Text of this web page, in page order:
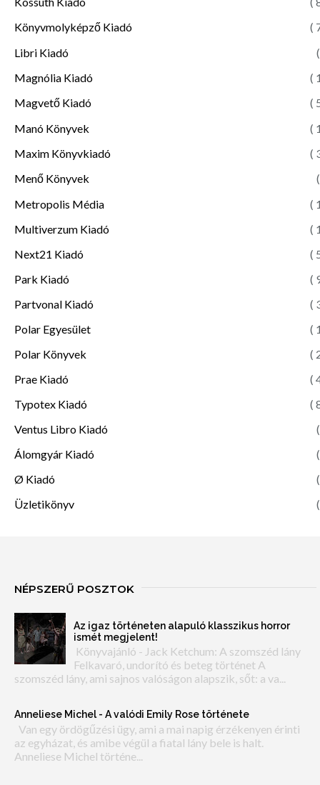
Könyvmolyképző Kiadó
(
Libri Kiadó
Magnólia Kiadó
(
Magvető Kiadó
(
Manó Könyvek
(
Maxim Könyvkiadó
(
Menő Könyvek
Metropolis Média
(
Multiverzum Kiadó
(
Next21 Kiadó
(
Park Kiadó
(
Partvonal Kiadó
(
Polar Egyesület
(
Polar Könyvek
(
Prae Kiadó
(
Typotex Kiadó
(
Ventus Libro Kiadó
Álomgyár Kiadó
Ø Kiadó
Üzletikönyv
NÉPSZERŰ POSZTOK
Az igaz történeten alapuló klasszikus horror
ismét megjelent!
Könyvajánló - Jack Ketchum: A szomszéd lány
Felkavaró, undorító és beteg történet A
szomszéd lány, ami sajnos valóságon alapszik, sőt: a va...
Anneliese Michel - A valódi Emily Rose története
Van egy ördögűzési ügy, ami a mai napig érzékenyen érinti
az egyházat, és amibe végül a fiatal lány bele is halt.
Anneliese Michel történe...